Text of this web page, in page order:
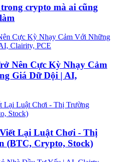
crypto mà ai cũng
Nên Cực Kỳ Nhạy Cảm
Giá Dữ Dội | AI,
Lại Luật Chơi - Thị
(BTC, Crypto, Stock)